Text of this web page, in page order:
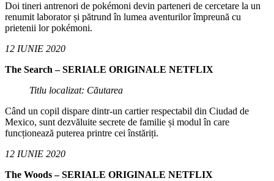
Doi tineri antrenori de pokémoni devin parteneri de cercetare la un
renumit laborator și pătrund în lumea aventurilor împreună cu
prietenii lor pokémoni.
12 IUNIE 2020
The Search – SERIALE ORIGINALE NETFLIX
Titlu localizat: Căutarea
Când un copil dispare dintr-un cartier respectabil din Ciudad de
Mexico, sunt dezvăluite secrete de familie și modul în care
funcționează puterea printre cei înstăriți.
12 IUNIE 2020
The Woods – SERIALE ORIGINALE NETFLIX